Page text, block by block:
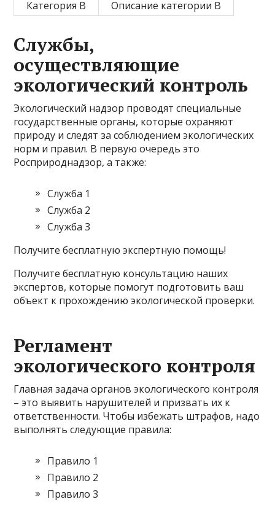
Категория В
Описание категории В
Cлужбы,
осуществляющие
экологический контроль
Экологический надзор проводят специальные
государственные органы, которые охраняют
природу и следят за соблюдением экологических
норм и правил. В первую очередь это
Росприроднадзор, а также:
Служба 1
Служба 2
Служба 3
Получите бесплатную экспертную помощь!
Получите бесплатную консультацию наших
экспертов, которые помогут подготовить ваш
объект к прохождению экологической проверки.
Регламент
экологического контроля
Главная задача органов экологического контроля
– это выявить нарушителей и призвать их к
ответственности. Чтобы избежать штрафов, надо
выполнять следующие правила:
Правило 1
Правило 2
Правило 3